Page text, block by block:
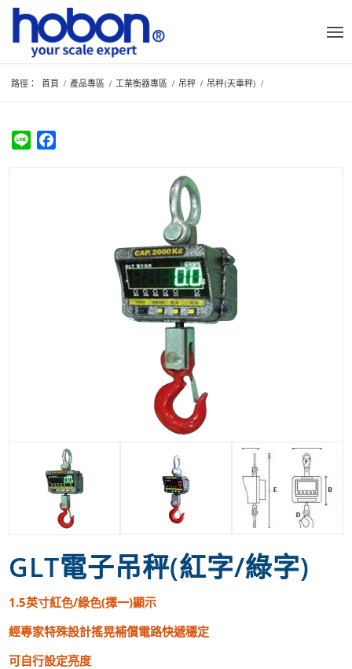
路徑： 首頁 / 產品專區 / 工業衡器專區 / 吊秤 / 吊秤(天車秤) /
Line
GLT電子吊秤(紅字/綠字)
1.5英寸紅色/綠色(擇一)顯示
經專家特殊設計搖晃補償電路快遞穩定
可自行設定亮度